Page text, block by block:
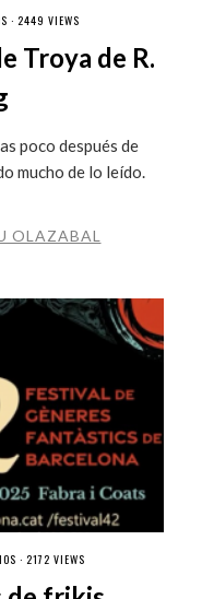
· 2449 VIEWS
Troya de R.
poco después de
mucho de lo leído.
OLAZABAL
· 2172 VIEWS